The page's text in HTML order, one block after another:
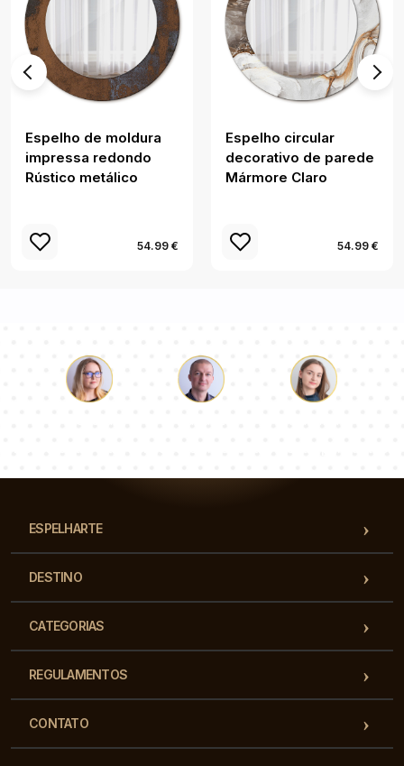
Espelho de moldura
impressa redondo
Rústico metálico
54.99 €
Espelho circular
decorativo de parede
Mármore Claro
54.99 €
ESPELHARTE
DESTINO
CATEGORIAS
REGULAMENTOS
CONTATO